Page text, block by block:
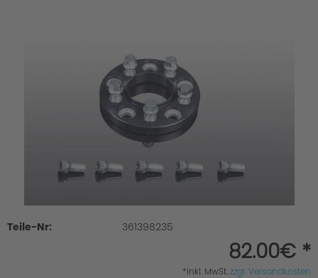
Teile-Nr: 361398235
82.00€ *
*inkl. MwSt.zzgl. Versandkosten